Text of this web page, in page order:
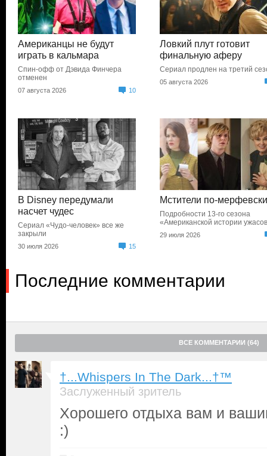
Американцы не будут
играть в кальмара
Спин-офф от Дэвида Финчера
отменен
07 августа 2026 10
Ловкий плут готовит
финальную аферу
Сериал продлен на третий
05 августа 2026
В Disney передумали
насчет чудес
Сериал «Чудо-человек» все же
закрыли
30 июля 2026 15
Мстители по-
Подробности 13-го сезона
«Американской истории
29 июля 2026
Последние комментарии
ВСЕ КОММЕНТАРИИ (64)
†...Whispers In The Dark...†™
Заслуженный зритель
Хорошего отдыха вам и
:)